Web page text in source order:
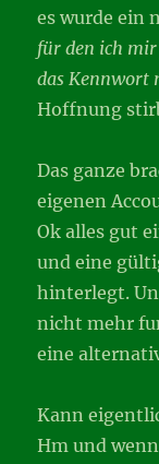
es wurde ein
für den ich
das Kennwort
Hoffnung
Das ganze
eigenen
Ok alles gut
und eine
hinterlegt.
nicht mehr
eine
Kann
Hm und